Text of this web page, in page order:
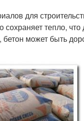
для
тепло,
может быть